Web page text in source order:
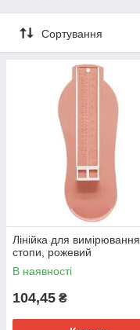
Сортування
Лінійка для вимірювання
стопи, рожевий
В наявності
104,45 ₴